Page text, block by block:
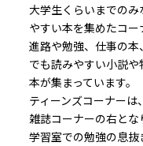
大学生くらいまでの
やすい本を集めたコー
進路や勉強、仕事の
でも読みやすい小説
本が集まっています。
ティーンズコーナー
雑誌コーナーの右とな
学習室での勉強の息